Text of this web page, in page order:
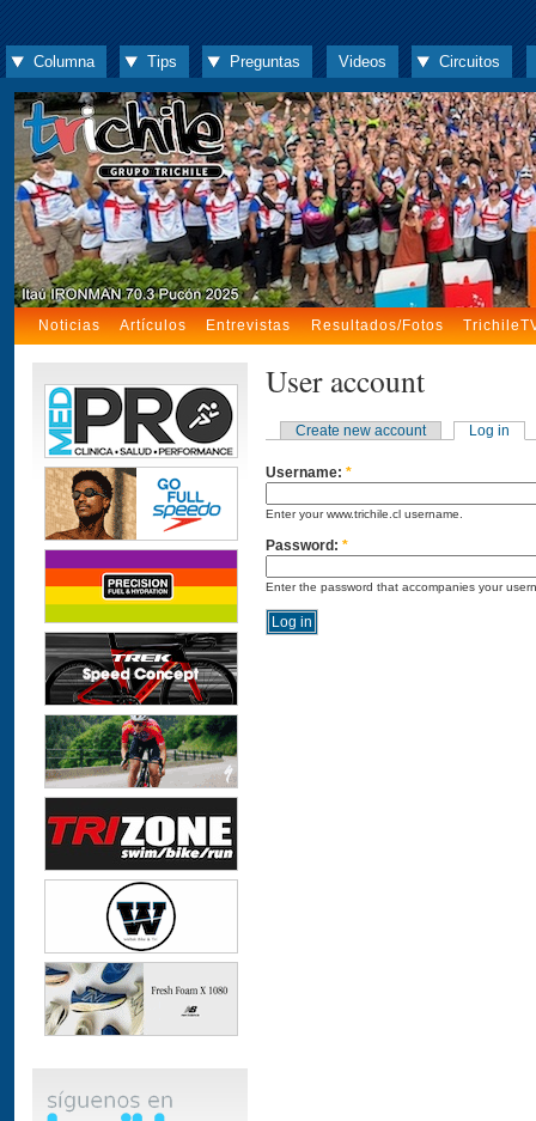
Columna Tips Preguntas Videos Circuitos
Noticias Artículos Entrevistas Resultados/Fotos
User account
Create new account Log in
Username: *
Enter your www.trichile.cl username.
Password: *
Enter the password that accompanies your